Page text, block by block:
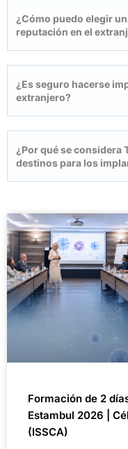
¿Cómo puedo elegir
reputación en el
¿Es seguro hacerse
extranjero?
¿Por qué se considera
destinos para los
Formación de 2
Estambul 2026 |
(ISSCA)